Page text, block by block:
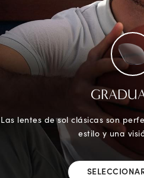
Las lentes de sol clásicas son
estilo y una